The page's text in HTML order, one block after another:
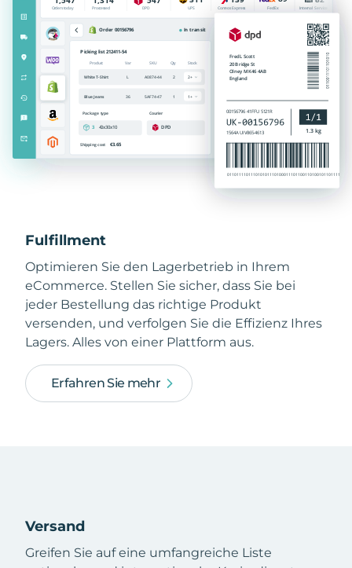
Fulfillment
Optimieren Sie den Lagerbetrieb in Ihrem
eCommerce. Stellen Sie sicher, dass Sie bei
jeder Bestellung das richtige Produkt
versenden, und verfolgen Sie die Effizienz Ihres
Lagers. Alles von einer Plattform aus.
Erfahren Sie mehr
Versand
Greifen Sie auf eine umfangreiche Liste